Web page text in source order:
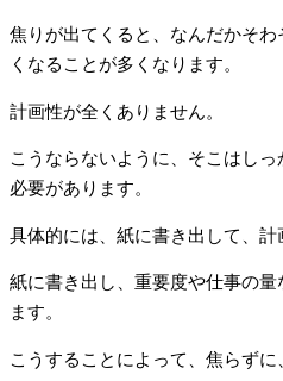
焦りが出てくると、なんだかそ
くなることが多くなります。
計画性が全くありません。
こうならないように、そこはし
必要があります。
具体的には、紙に書き出して、計
紙に書き出し、重要度や仕事の
ます。
こうすることによって、焦らず